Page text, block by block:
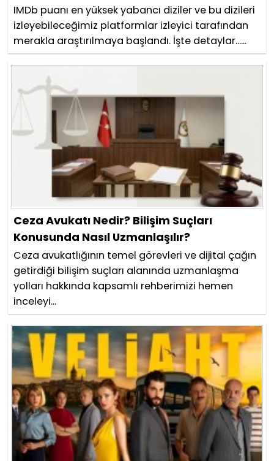
IMDb puanı en yüksek yabancı diziler ve bu dizileri
izleyebileceğimiz platformlar izleyici tarafından
merakla araştırılmaya başlandı. İşte detaylar......
Ceza Avukatı Nedir? Bilişim Suçları
Konusunda Nasıl Uzmanlaşılır?
Ceza avukatlığının temel görevleri ve dijital çağın
getirdiği bilişim suçları alanında uzmanlaşma
yolları hakkında kapsamlı rehberimizi hemen
inceleyi...